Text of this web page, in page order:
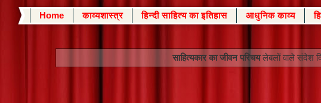
Home काव्यशास्त्र हिन्दी साहित्य का इतिहास आधुनिक काव्य
साहित्यकार का जीवन परिचयलेबलों वाले संदेश